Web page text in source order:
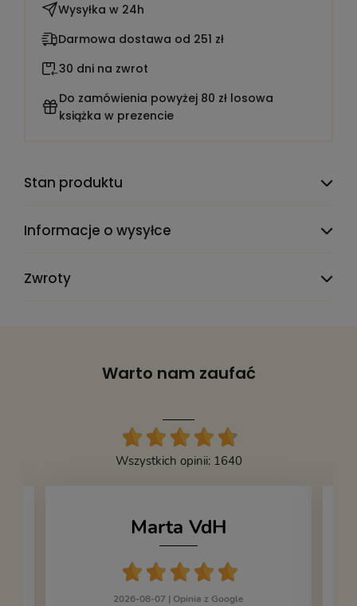
Wysyłka w 24h
Darmowa dostawa od 251 zł
30 dni na zwrot
Do zamówienia powyżej 80 zł losowa
książka w prezencie
Stan produktu
Informacje o wysyłce
Zwroty
Warto nam zaufać
Wszystkich opinii: 1640
Marta VdH
2026-08-07 | Opinia z Google